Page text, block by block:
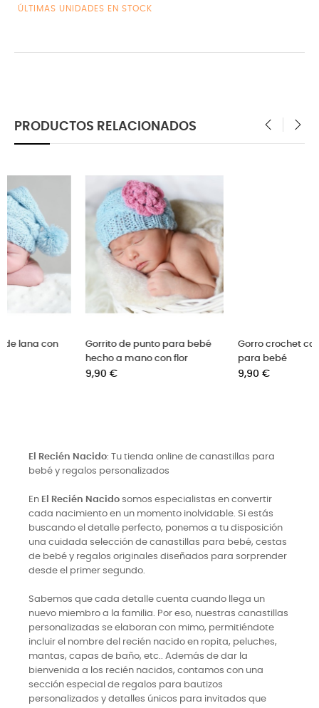
ÚLTIMAS UNIDADES EN STOCK
PRODUCTOS RELACIONADOS
Gorro crochet casco vikingo
para bebé
Gorro crochet para bebé
El Recién Nacido: Tu tienda online de canastillas para
bebé y regalos personalizados
En El Recién Nacido somos especialistas en convertir
cada nacimiento en un momento inolvidable. Si estás
buscando el detalle perfecto, ponemos a tu disposición
una cuidada selección de canastillas para bebé, cestas
de bebé y regalos originales diseñados para sorprender
desde el primer segundo.
Sabemos que cada detalle cuenta cuando llega un
nuevo miembro a la familia. Por eso, nuestras canastillas
personalizadas se elaboran con mimo, permitiéndote
incluir el nombre del recién nacido en ropita, peluches,
mantas, capas de baño, etc.. Además de dar la
bienvenida a los recién nacidos, contamos con una
sección especial de regalos para bautizos
personalizados y detalles únicos para invitados que